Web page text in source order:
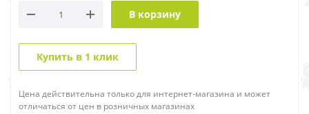
В корзину
Купить в 1 клик
Цена действительна только для интернет-магазина и может
отличаться от цен в розничных магазинах